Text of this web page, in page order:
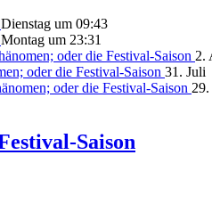
Dienstag um 09:43
Montag um 23:31
oder die Festival-Saison 2.
oder die Festival-Saison 31. Juli
oder die Festival-Saison
Saison